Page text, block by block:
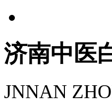
济南中医
JNNAN